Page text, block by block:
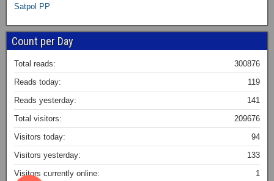
Satpol PP
Count per Day
300876
Total reads:
119
Reads today:
141
Reads yesterday:
209676
Total visitors:
94
Visitors today:
133
Visitors yesterday:
1
Visitors currently online: